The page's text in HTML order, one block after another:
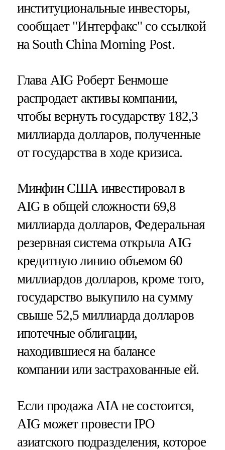
институциональные инвесторы,
сообщает "Интерфакс" со ссылкой
на South China Morning Post.
Глава AIG Роберт Бенмоше
распродает активы компании,
чтобы вернуть государству 182,3
миллиарда долларов, полученные
от государства в ходе кризиса.
Минфин США инвестировал в
AIG в общей сложности 69,8
миллиарда долларов, Федеральная
резервная система открыла AIG
кредитную линию объемом 60
миллиардов долларов, кроме того,
государство выкупило на сумму
свыше 52,5 миллиарда долларов
ипотечные облигации,
находившиеся на балансе
компании или застрахованные ей.
Если продажа AIA не состоится,
AIG может провести IPO
азиатского подразделения, которое